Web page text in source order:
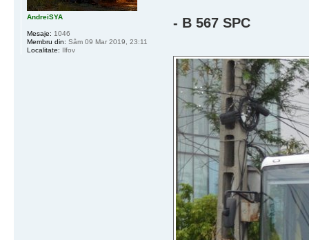
- B 567 SPC
AndreiSYA
Mesaje: 1046
Membru din: Sâm 09 Mar 2019, 23:11
Localitate: Ilfov